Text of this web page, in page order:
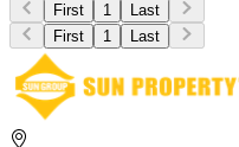
First 1
Last
First
1 Last